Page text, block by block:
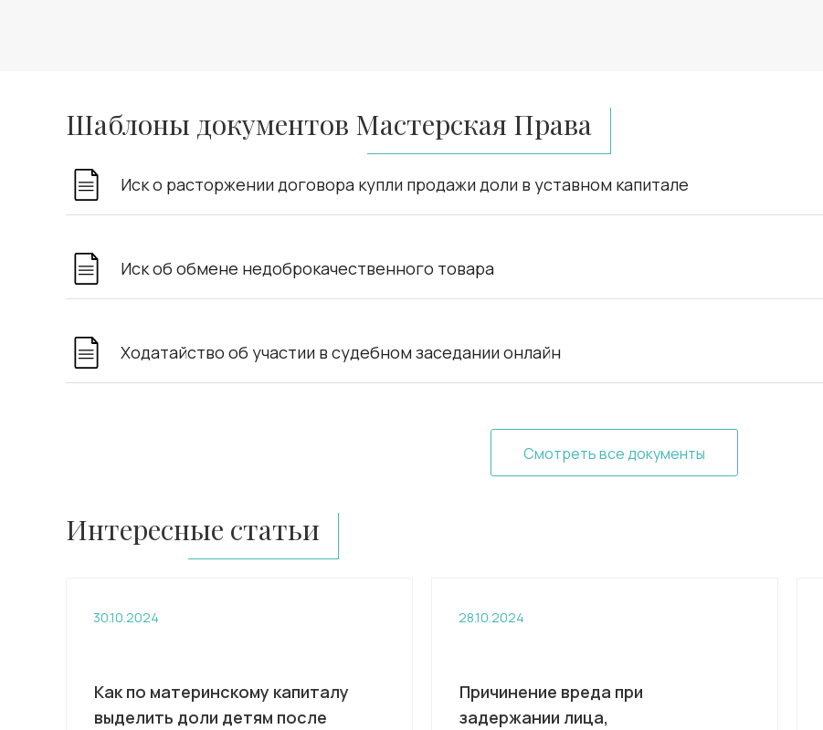
Шаблоны документов Мастерская Права
Иск о расторжении договора купли продажи доли в уставном капитале
Иск об обмене недоброкачественного товара
Ходатайство об участии в судебном заседании онлайн
Смотреть все документы
Интересные статьи
30.10.2024
Как по материнскому капиталу
выделить доли детям после
28.10.2024
Причинение вреда при
задержании лица,